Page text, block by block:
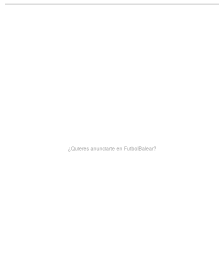
¿Quieres anunciarte en FutbolBalear?